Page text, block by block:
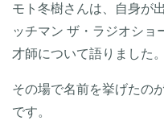
モト冬樹さんは、自身が
ッチマン ザ・ラジオショ
才師について語りました。
その場で名前を挙げたの
です。